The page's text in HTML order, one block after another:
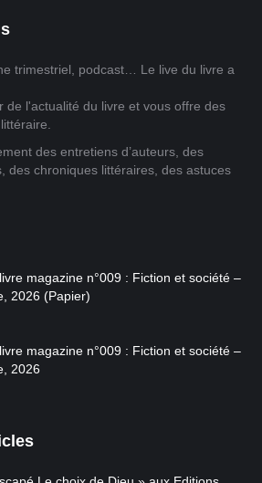
trimestriel, podcast… Le live du livre a
l'actualité du livre et vous offre des
des entretiens d’auteurs, des
des chroniques littéraires, des astuces
magazine n°009 : Fiction et société –
2026 (Papier)
magazine n°009 : Fiction et société –
2026